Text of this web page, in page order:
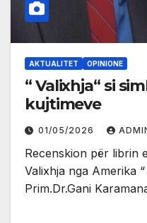
AKTUALITET OPINIONE
“ Valixhja“ si
kujtimeve
01/05/2026
Recenskion për librin
Valixhja nga Amerika
Prim.Dr.Gani